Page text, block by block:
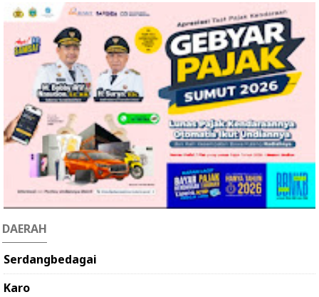
DAERAH
Serdangbedagai
Karo